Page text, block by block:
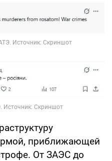
приближающей
От ЗАЭС до